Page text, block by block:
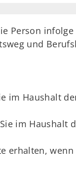
Person
und
im Haushalt
im
erhalten,